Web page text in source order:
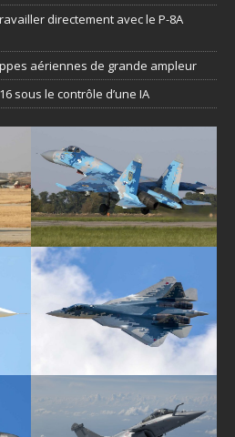
directement avec le P-8A
aériennes de grande ampleur
sous le contrôle d’une IA